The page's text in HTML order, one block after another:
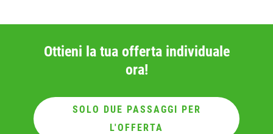
Ottieni la tua offerta individuale
ora!
SOLO DUE PASSAGGI PER
L'OFFERTA